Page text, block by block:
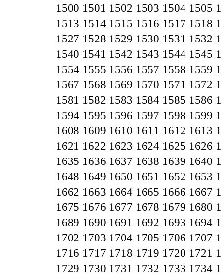
1500 1501 1502 1503 1504 1505
1513 1514 1515 1516 1517 1518
1527 1528 1529 1530 1531 1532
1540 1541 1542 1543 1544 1545
1554 1555 1556 1557 1558 1559
1567 1568 1569 1570 1571 1572
1581 1582 1583 1584 1585 1586
1594 1595 1596 1597 1598 1599
1608 1609 1610 1611 1612 1613
1621 1622 1623 1624 1625 1626
1635 1636 1637 1638 1639 1640
1648 1649 1650 1651 1652 1653
1662 1663 1664 1665 1666 1667
1675 1676 1677 1678 1679 1680
1689 1690 1691 1692 1693 1694
1702 1703 1704 1705 1706 1707
1716 1717 1718 1719 1720 1721
1729 1730 1731 1732 1733 1734